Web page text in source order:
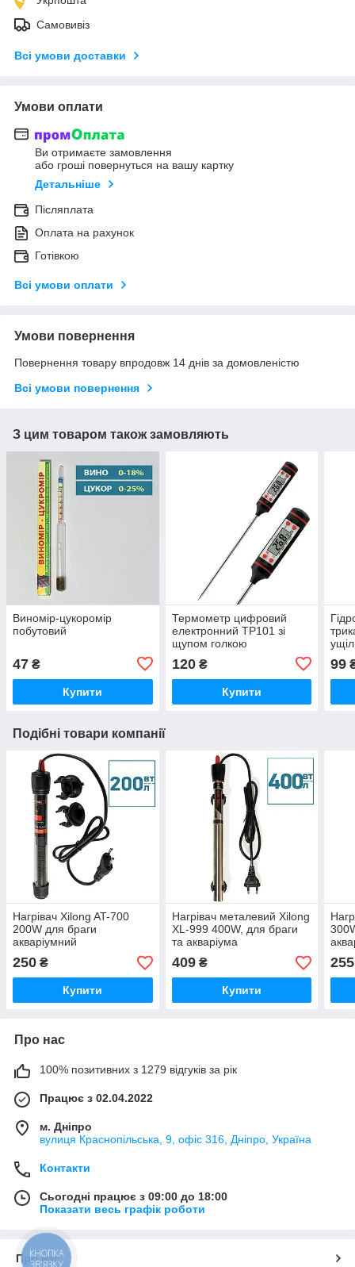
Самовивіз
Всі умови доставки
Умови оплати
Ви отримаєте замовлення
або гроші повернуться на вашу картку
Детальніше
Післяплата
Оплата на рахунок
Готівкою
Всі умови оплати
Умови повернення
Повернення товару впродовж 14 днів за домовленістю
Всі умови повернення
З цим товаром також замовляють
Виномір-цукоромір
побутовий
47 ₴
Купити
Термометр цифровий
електронний TP101 зі
щупом голкою
120₴
Купити
99
Подібні товари компанії
Нагрівач Xilong AT-700
200W для браги
акваріумний
250 ₴
Купити
Нагрівач металевий Xilong
XL-999 400W, для браги
та акваріума
409₴
Купити
255
Про нас
100% позитивних з 1279 відгуків за рік
Працює з 02.04.2022
м. Дніпро
вулиця Краснопільська, 9, офіс 316, Дніпро, Україна
Контакти
Сьогодні працює з 09:00 до 18:00
Показати весь графік роботи
Про нас
КНОПКА
ЗВ'ЯЗКУ